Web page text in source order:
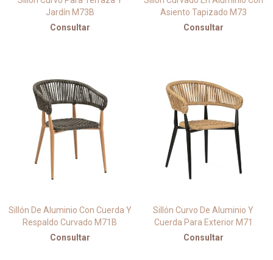
Jardín M73B
Consultar
Asiento Tapizado M73
Consultar
Sillón De Aluminio Con Cuerda Y
Respaldo Curvado M71B
Consultar
Sillón Curvo De Aluminio Y
Cuerda Para Exterior M71
Consultar